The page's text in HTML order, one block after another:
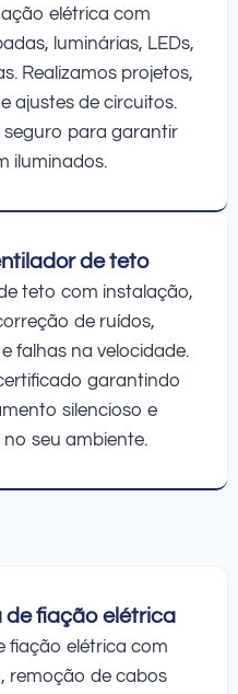
elétrica com
luminárias, LEDs,
Realizamos projetos,
ajustes de circuitos.
para garantir
iluminados.
de teto
teto com instalação,
de ruídos,
falhas na velocidade.
garantindo
silencioso e
seu ambiente.
de fiação elétrica
fiação elétrica com
remoção de cabos